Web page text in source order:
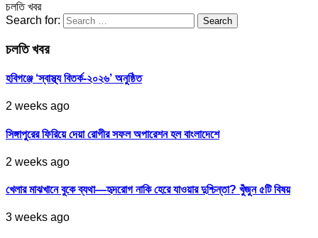
চলতি খবর
Search for:
চলতি খবর
হবিগঞ্জে ‘স্বাস্থ্য বিতর্ক-২০২৬’ অনুষ্ঠিত
2 weeks ago
সিঙ্গাপুরের ফিরিয়ে দেয়া রোগীর সফল অপারেশন হল বাংলাদেশে
2 weeks ago
খেলার মাঝখানে বুকে ব্যথা—হৃদরোগ নাকি হেরে যাওয়ার দুশ্চিন্তা? খুঁজুন ৫টি বিষয়
3 weeks ago